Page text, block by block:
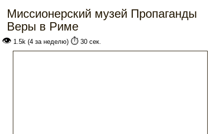
Миссионерский музей Пропаганды
Веры в Риме
👁 1.5k (4 за неделю) ⏱️ 30 сек.